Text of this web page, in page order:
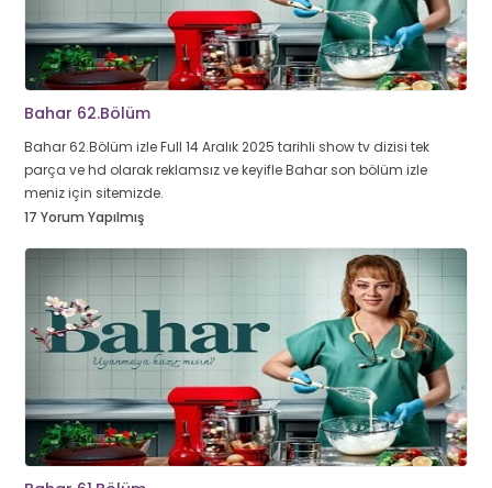
Bahar 62.Bölüm
Bahar 62.Bölüm izle Full 14 Aralık 2025 tarihli show tv dizisi tek
parça ve hd olarak reklamsız ve keyifle Bahar son bölüm izle
meniz için sitemizde.
17 Yorum Yapılmış